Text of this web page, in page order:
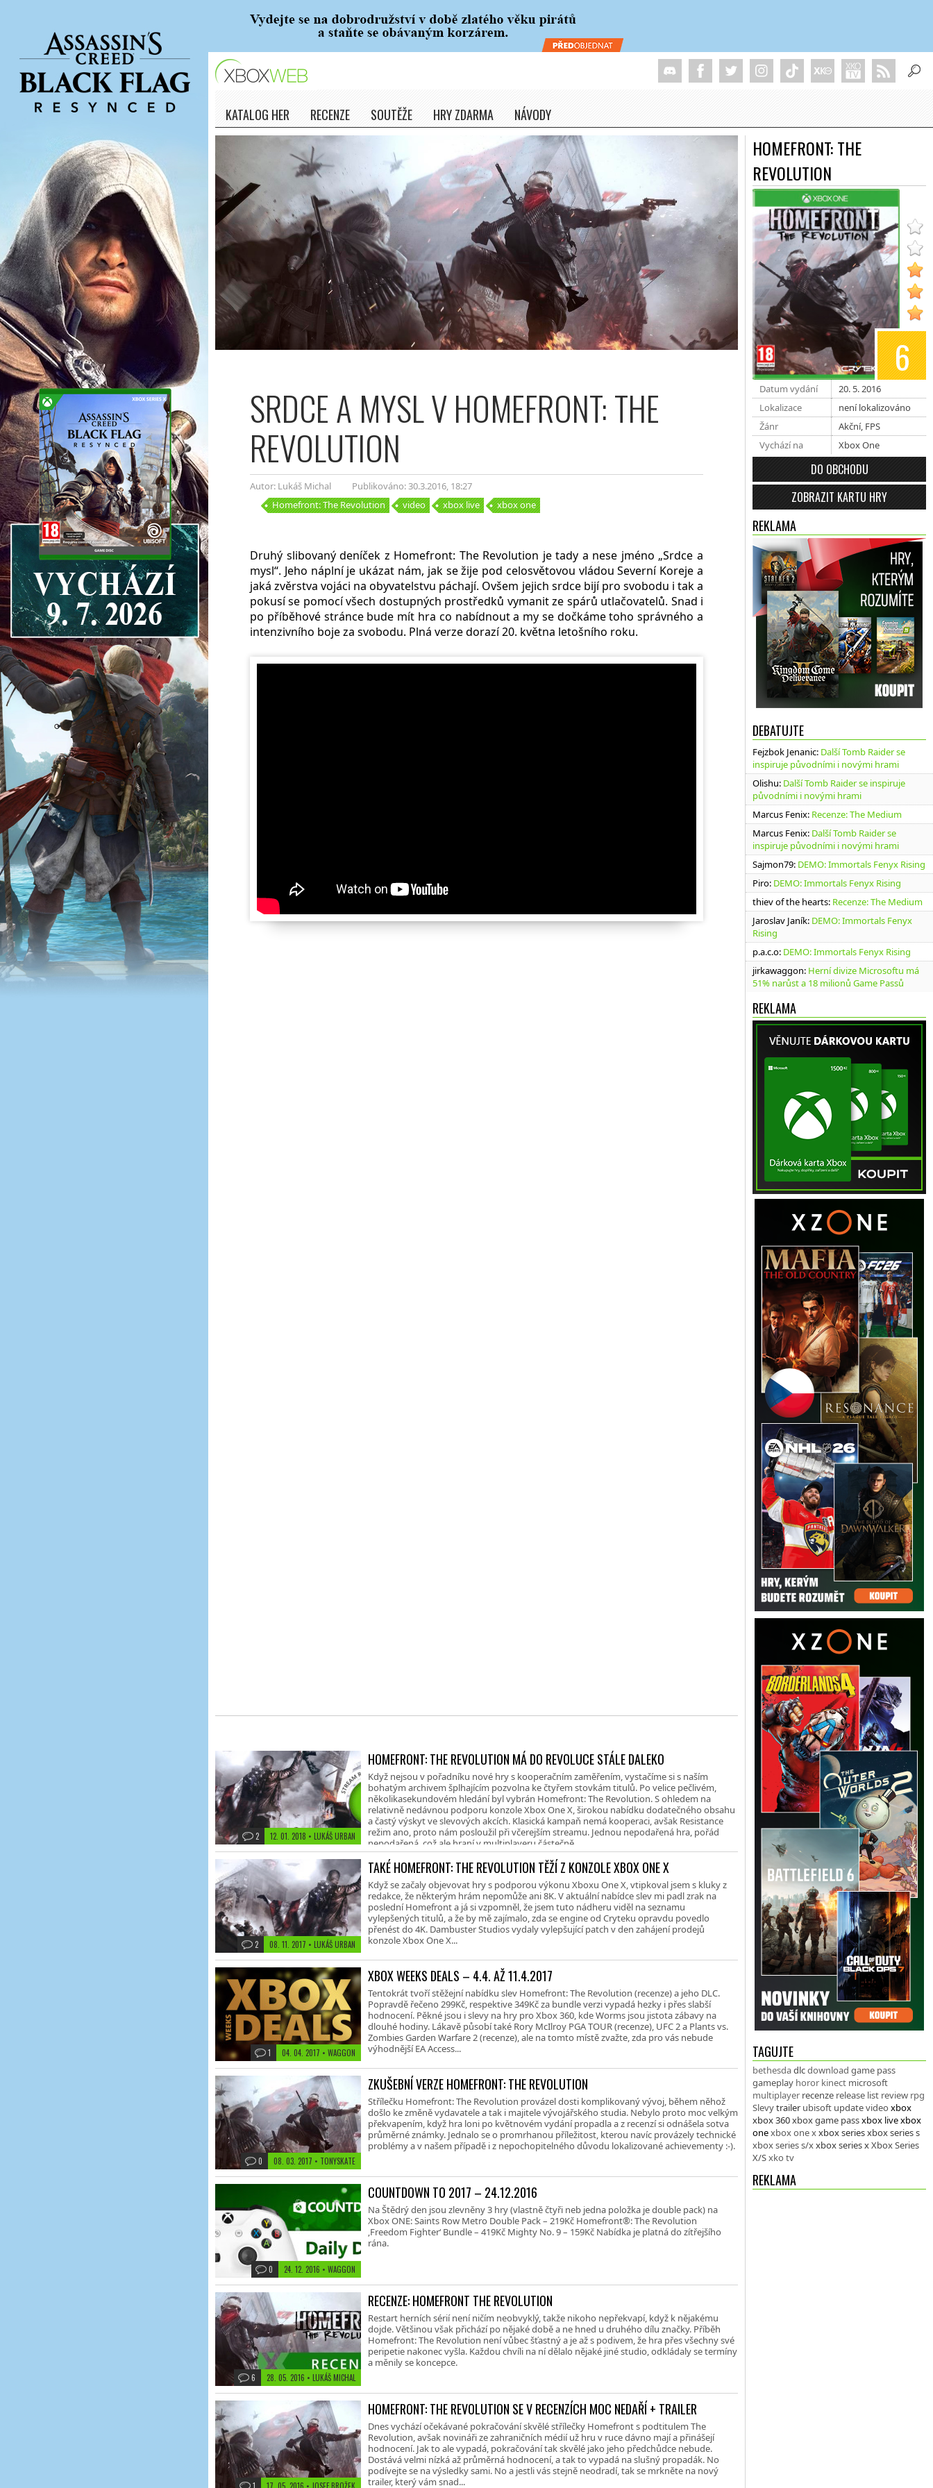
KATALOG HER RECENZE SOUTĚŽE HRY ZDARMA NÁVODY
HOMEFRONT: THE
REVOLUTION
6
Datum vydání
20. 5. 2016
Lokalizace
není lokalizováno
Žánr
Akční, FPS
Vychází na
Xbox One
DO OBCHODU
ZOBRAZIT KARTU HRY
REKLAMA
DEBATUJTE
Fejzbok Jenanic: Další Tomb Raider se
inspiruje původními i novými hrami
Olishu: Další Tomb Raider se inspiruje
původními i novými hrami
Marcus Fenix: Recenze: The Medium
Marcus Fenix: Další Tomb Raider se
inspiruje původními i novými hrami
Sajmon79: DEMO: Immortals Fenyx Rising
Piro: DEMO: Immortals Fenyx Rising
thiev of the hearts: Recenze: The Medium
Jaroslav Janík: DEMO: Immortals Fenyx
Rising
p.a.c.o: DEMO: Immortals Fenyx Rising
jirkawaggon: Herní divize Microsoftu má
51% narůst a 18 milionů Game Passů
REKLAMA
TAGUJTE
bethesdadlcdownload game pass
gameplay horor kinect microsoft
multiplayer recenze release list review rpg
Slevytrailer ubisoft updatevideo xbox
xbox 360xbox game passxbox livexbox
onexbox one xxbox seriesxbox series s
xbox series s/xxbox series xXbox Series
X/Sxko tv
REKLAMA
SRDCE A MYSL V HOMEFRONT: THE
REVOLUTION
Autor: Lukáš Michal Publikováno: 30.3.2016, 18:27
Homefront: The Revolution
video xbox live xbox one
Druhý slibovaný deníček z Homefront: The Revolution je tady a nese jméno „Srdce a
mysl“. Jeho náplní je ukázat nám, jak se žije pod celosvětovou vládou Severní Koreje a
jaká zvěrstva vojáci na obyvatelstvu páchají. Ovšem jejich srdce bijí pro svobodu i tak a
pokusí se pomocí všech dostupných prostředků vymanit ze spárů utlačovatelů. Snad i
po příběhové stránce bude mít hra co nabídnout a my se dočkáme toho správného a
intenzivního boje za svobodu. Plná verze dorazí 20. května letošního roku.
12. 01. 2018 • LUKÁŠ URBAN
2
HOMEFRONT: THE REVOLUTION MÁ DO REVOLUCE STÁLE DALEKO
Když nejsou v pořadníku nové hry s kooperačním zaměřením, vystačíme si s naším
bohatým archivem šplhajícím pozvolna ke čtyřem stovkám titulů. Po velice pečlivém,
několikasekundovém hledání byl vybrán Homefront: The Revolution. S ohledem na
relativně nedávnou podporu konzole Xbox One X, širokou nabídku dodatečného obsahu
a častý výskyt ve slevových akcích. Klasická kampaň nemá kooperaci, avšak Resistance
režim ano, proto nám posloužil při včerejším streamu. Jednou nepodařená hra, pořád
nepodařená, což ale hraní v multiplayeru částečně...
08. 11. 2017 • LUKÁŠ URBAN
2
TAKÉ HOMEFRONT: THE REVOLUTION TĚŽÍ Z KONZOLE XBOX ONE X
Když se začaly objevovat hry s podporou výkonu Xboxu One X, vtipkoval jsem s kluky z
redakce, že některým hrám nepomůže ani 8K. V aktuální nabídce slev mi padl zrak na
poslední Homefront a já si vzpomněl, že jsem tuto nádheru viděl na seznamu
vylepšených titulů, a že by mě zajímalo, zda se engine od Cryteku opravdu povedlo
přenést do 4K. Dambuster Studios vydaly vylepšující patch v den zahájení prodejů
konzole Xbox One X...
04. 04. 2017 • WAGGON
1
XBOX WEEKS DEALS – 4.4. AŽ 11.4.2017
Tentokrát tvoří stěžejní nabídku slev Homefront: The Revolution (recenze) a jeho DLC.
Popravdě řečeno 299Kč, respektive 349Kč za bundle verzi vypadá hezky i přes slabší
hodnocení. Pěkné jsou i slevy na hry pro Xbox 360, kde Worms jsou jistota zábavy na
dlouhé hodiny. Lákavě působí také Rory McIlroy PGA TOUR (recenze), UFC 2 a Plants vs.
Zombies Garden Warfare 2 (recenze), ale na tomto místě zvažte, zda pro vás nebude
výhodnější EA Access...
08. 03. 2017 • TONYSKATE
0
ZKUŠEBNÍ VERZE HOMEFRONT: THE REVOLUTION
Střílečku Homefront: The Revolution provázel dosti komplikovaný vývoj, během něhož
došlo ke změně vydavatele a tak i majitele vývojářského studia. Nebylo proto moc velkým
překvapením, když hra loni po květnovém vydání propadla a z recenzí si odnášela sotva
průměrné známky. Jednalo se o promrhanou příležitost, kterou navíc provázely technické
problémy a v našem případě i z nepochopitelného důvodu lokalizované achievementy :-).
24. 12. 2016 • WAGGON
0
COUNTDOWN TO 2017 – 24.12.2016
Na Štědrý den jsou zlevněny 3 hry (vlastně čtyři neb jedna položka je double pack) na
Xbox ONE: Saints Row Metro Double Pack – 219Kč Homefront®: The Revolution
‚Freedom Fighter‘ Bundle – 419Kč Mighty No. 9 – 159Kč Nabídka je platná do zítřejšího
rána.
28. 05. 2016 • LUKÁŠ MICHAL
6
RECENZE: HOMEFRONT THE REVOLUTION
Restart herních sérií není ničím neobvyklý, takže nikoho nepřekvapí, když k nějakému
dojde. Většinou však přichází po nějaké době a ne hned u druhého dílu značky. Příběh
Homefront: The Revolution není vůbec šťastný a je až s podivem, že hra přes všechny své
peripetie nakonec vyšla. Každou chvíli na ní dělalo nějaké jiné studio, odkládaly se termíny
a měnily se koncepce.
HOMEFRONT: THE REVOLUTION SE V RECENZÍCH MOC NEDAŘÍ + TRAILER
Dnes vychází očekávané pokračování skvělé střílečky Homefront s podtitulem The
Revolution, avšak novináři ze zahraničních médií už hru v ruce dávno mají a přinášejí
hodnocení. Jak to ale vypadá, pokračování tak skvělé jako jeho předchůdce nebude.
Dostává velmi nízká až průměrná hodnocení, a tak to vypadá na slušný propadák. No
podívejte se na výsledky sami. No a jestli vás stejně neodradí, tak se mrkněte na nový
trailer, který vám snad...